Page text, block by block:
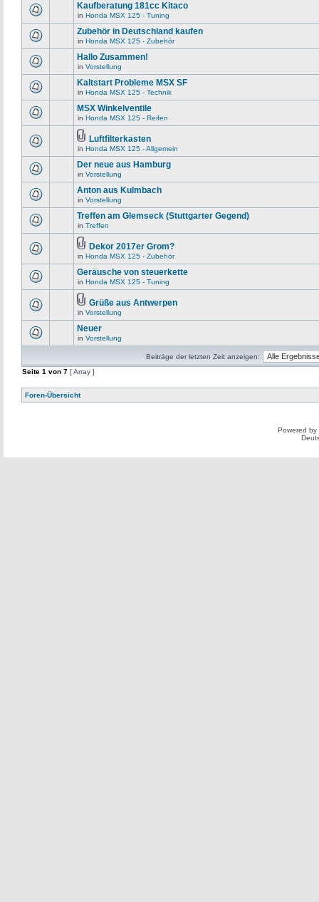
Kaufberatung 181cc Kitaco
in Honda MSX 125 - Tuning
Zubehör in Deutschland kaufen
in Honda MSX 125 - Zubehör
Hallo Zusammen!
in Vorstellung
Kaltstart Probleme MSX SF
in Honda MSX 125 - Technik
MSX Winkelventile
in Honda MSX 125 - Reifen
Luftfilterkasten
in Honda MSX 125 - Allgemein
Der neue aus Hamburg
in Vorstellung
Anton aus Kulmbach
in Vorstellung
Treffen am Glemseck (Stuttgarter Gegend)
in Treffen
Dekor 2017er Grom?
in Honda MSX 125 - Zubehör
Geräusche von steuerkette
in Honda MSX 125 - Tuning
Grüße aus Antwerpen
in Vorstellung
Neuer
in Vorstellung
Beiträge der letzten Zeit anzeigen:
Seite 1 von 7 [ Array ]
Foren-Übersicht
Powered by